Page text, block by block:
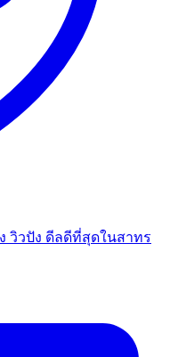
ง วิวปัง ดีลดีที่สุดในสาทร